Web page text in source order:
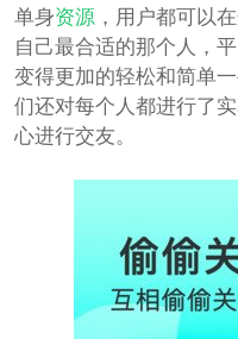
单身资源，用户都可以
自己最合适的那个人，
变得更加的轻松和简单
们还对每个人都进行了
心进行交友。